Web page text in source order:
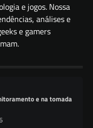
e jogos. Nossa
análises e
e gamers
e na tomada